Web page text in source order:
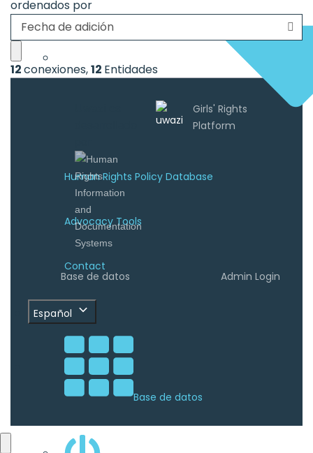
Human Rights Policy Database
Advocacy Tools
Contact
Español
Base de datos
ordenados por
Fecha de adición
12conexiones,12 Entidades
Base de datos Admin Login